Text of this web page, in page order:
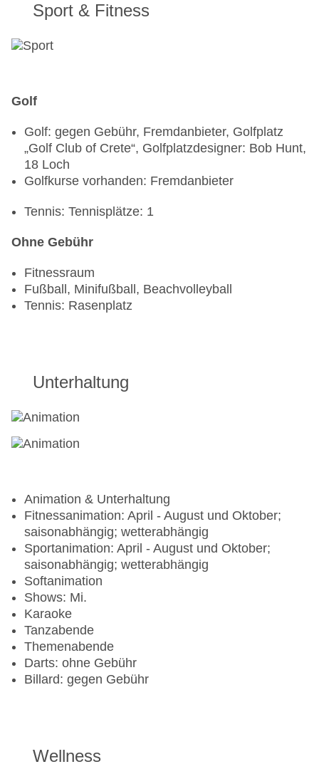
Sport & Fitness
Golf
Golf: gegen Gebühr, Fremdanbieter, Golfplatz
„Golf Club of Crete“, Golfplatzdesigner: Bob Hunt,
18 Loch
Golfkurse vorhanden: Fremdanbieter
Tennis: Tennisplätze: 1
Ohne Gebühr
Fitnessraum
Fußball, Minifußball, Beachvolleyball
Tennis: Rasenplatz
Unterhaltung
Animation & Unterhaltung
Fitnessanimation: April - August und Oktober;
saisonabhängig; wetterabhängig
Sportanimation: April - August und Oktober;
saisonabhängig; wetterabhängig
Softanimation
Shows: Mi.
Karaoke
Tanzabende
Themenabende
Darts: ohne Gebühr
Billard: gegen Gebühr
Wellness